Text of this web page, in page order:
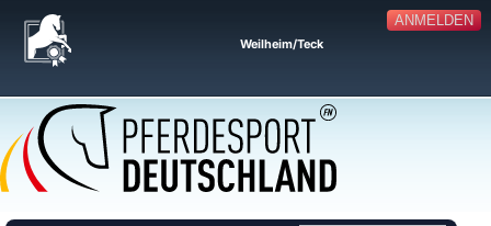
ANMELDEN
Weilheim/Teck